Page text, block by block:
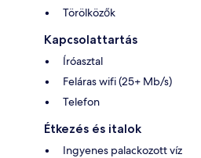
Törölközők
Kapcsolattartás
Íróasztal
Feláras wifi (25+ Mb/s)
Telefon
Étkezés és italok
Ingyenes palackozott víz